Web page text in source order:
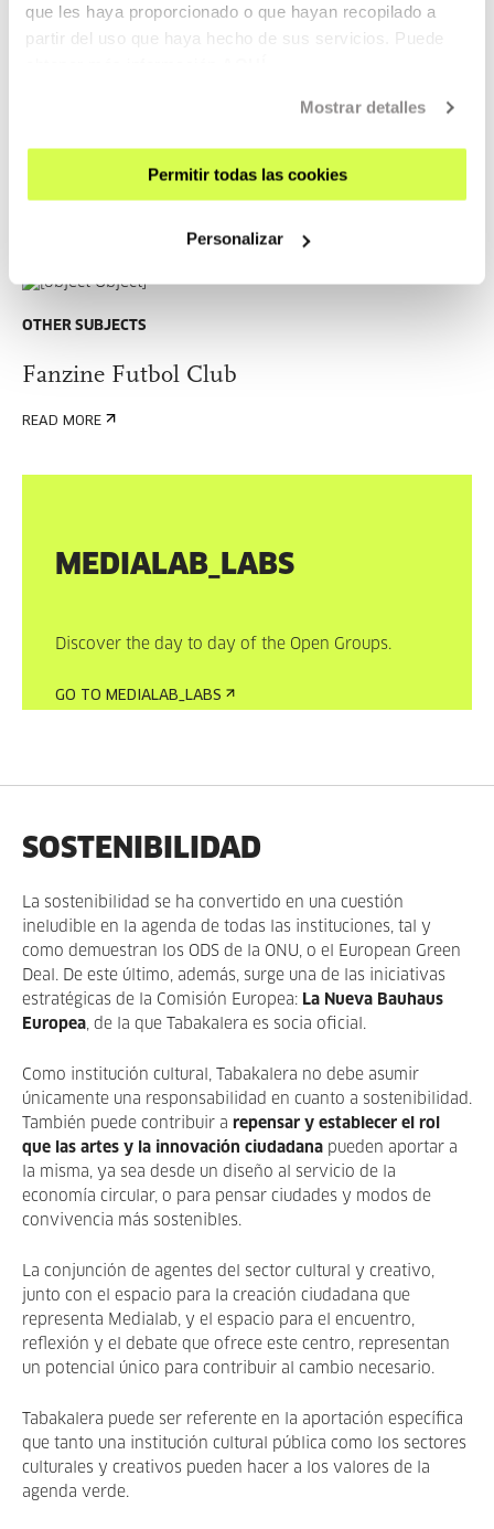
que les haya proporcionado o que hayan recopilado a
partir del uso que haya hecho de sus servicios. Puede
Mostrar detalles
Permitir todas las cookies
Personalizar
READ MORE
OTHER SUBJECTS
Fanzine Futbol Club
READ MORE
MEDIALAB_LABS
Discover the day to day of the Open Groups.
GO TO MEDIALAB_LABS
SOSTENIBILIDAD
La sostenibilidad se ha convertido en una cuestión
ineludible en la agenda de todas las instituciones, tal y
como demuestran los ODS de la ONU, o el European Green
Deal. De este último, además, surge una de las iniciativas
estratégicas de la Comisión Europea: La Nueva Bauhaus
Europea, de la que Tabakalera es socia oficial.
Como institución cultural, Tabakalera no debe asumir
únicamente una responsabilidad en cuanto a sostenibilidad.
También puede contribuir a repensar y establecer el rol
que las artes y la innovación ciudadana pueden aportar a
la misma, ya sea desde un diseño al servicio de la
economía circular, o para pensar ciudades y modos de
convivencia más sostenibles.
La conjunción de agentes del sector cultural y creativo,
junto con el espacio para la creación ciudadana que
representa Medialab, y el espacio para el encuentro,
reflexión y el debate que ofrece este centro, representan
un potencial único para contribuir al cambio necesario.
Tabakalera puede ser referente en la aportación específica
que tanto una institución cultural pública como los sectores
culturales y creativos pueden hacer a los valores de la
agenda verde.